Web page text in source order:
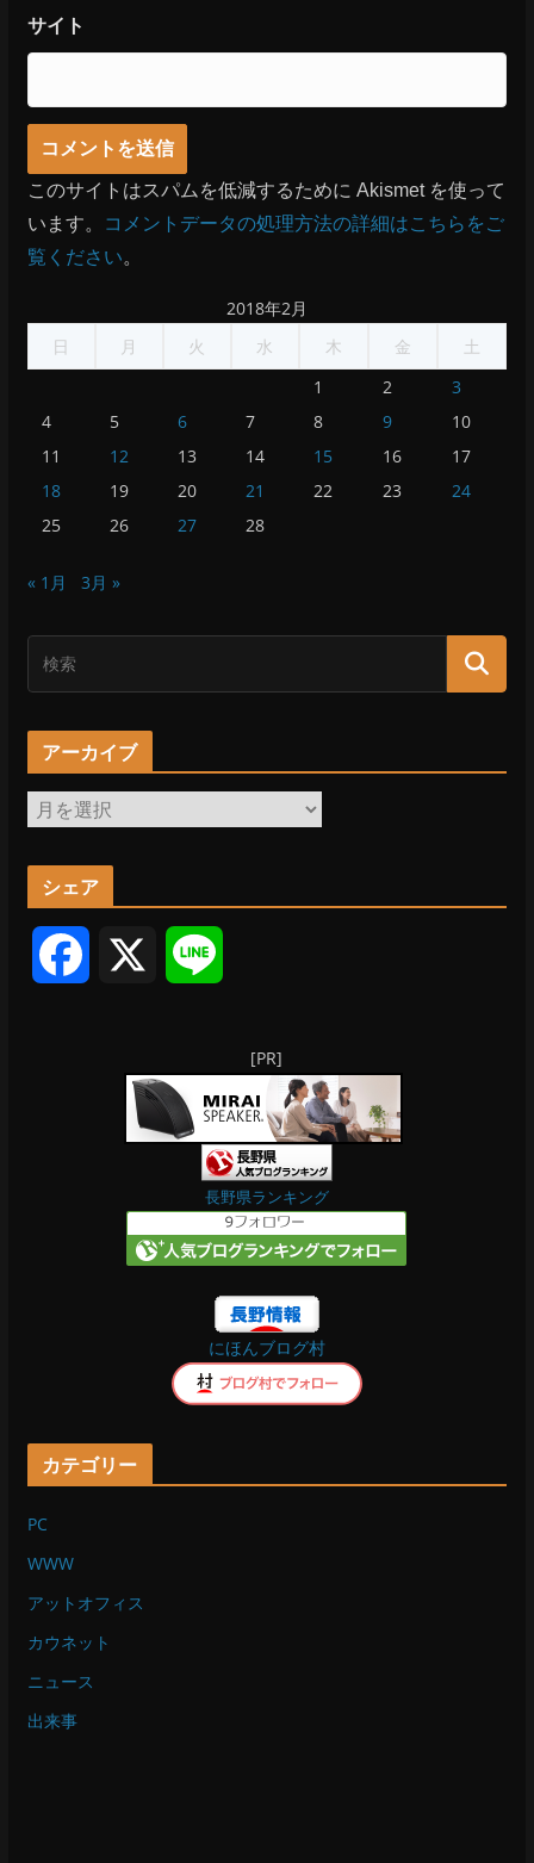
サイト
このサイトはスパムを低減するために Akismet を使って
います。
コメントデータの処理方法の詳細はこちらをご
覧ください。
2018年2月
日
月 火 水 木 金
土
1
2
3
4
5 6 7 8 9
10
11
12 13 14 15 16
17
18
19 20 21 22 23
24
25
26 27 28
« 1月 3月 »
アーカイブ
ア
ー
カ
ブ
シェア
n
e
[PR]
長野県ランキング
にほんブログ村
カテゴリー
PC
WWW
アットオフィス
カウネット
ニュース
出来事